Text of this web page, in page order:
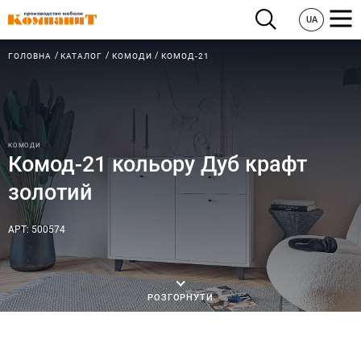
UA
ГОЛОВНА КАТАЛОГ КОМОДИ КОМОД-21
КОМОДИ
Комод-21 кольору Дуб крафт
золотий
АРТ: 500574
РОЗГОРНУТИ